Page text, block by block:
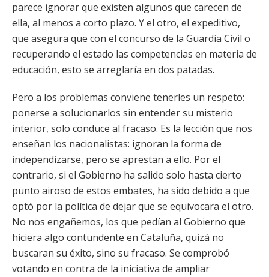
parece ignorar que existen algunos que carecen de
ella, al menos a corto plazo. Y el otro, el expeditivo,
que asegura que con el concurso de la Guardia Civil o
recuperando el estado las competencias en materia de
educación, esto se arreglaría en dos patadas.
Pero a los problemas conviene tenerles un respeto:
ponerse a solucionarlos sin entender su misterio
interior, solo conduce al fracaso. Es la lección que nos
enseñan los nacionalistas: ignoran la forma de
independizarse, pero se aprestan a ello. Por el
contrario, si el Gobierno ha salido solo hasta cierto
punto airoso de estos embates, ha sido debido a que
optó por la política de dejar que se equivocara el otro.
No nos engañemos, los que pedían al Gobierno que
hiciera algo contundente en Cataluña, quizá no
buscaran su éxito, sino su fracaso. Se comprobó
votando en contra de la iniciativa de ampliar